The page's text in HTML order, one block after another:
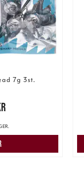
7g 3st.